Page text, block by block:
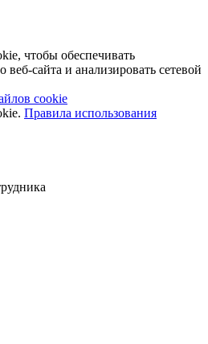
чтобы обеспечивать
сайта и анализировать сетевой
cookie
Правила использования